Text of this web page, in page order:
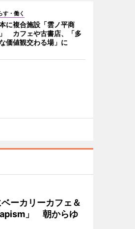
す・働く
に複合施設「雲ノ平商
カフェや古書店、「多
価値観交わる場」に
ーカリーカフェ＆
」 朝からゆ